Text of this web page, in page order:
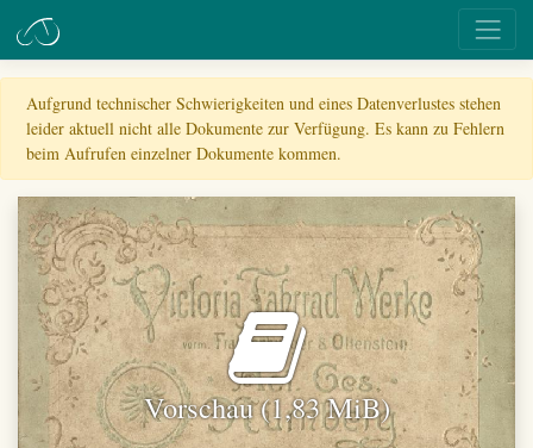
Aufgrund technischer Schwierigkeiten und eines Datenverlustes stehen
leider aktuell nicht alle Dokumente zur Verfügung. Es kann zu Fehlern
beim Aufrufen einzelner Dokumente kommen.
Vorschau (1,83 MiB)